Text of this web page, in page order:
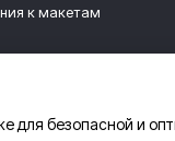
к макетам
для безопасной и